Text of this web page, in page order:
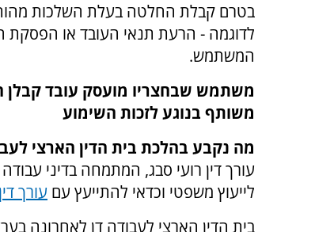
בטרם קבלת החלטה בעלת השלכות
לדוגמה - הרעת תנאי העובד או הפסקת
המשתמש.
משתמש שבחצריו מועסק עובד קבלן
משותף בנוגע לזכות השימוע
מה נקבע בהלכת בית הדין הארצי
עורך דין רועי סבג, המתמחה בדיני
לייעוץ משפטי וכדאי להתייעץ עם עורך
בית הדין הארצי לעבודה דן לאחרונה